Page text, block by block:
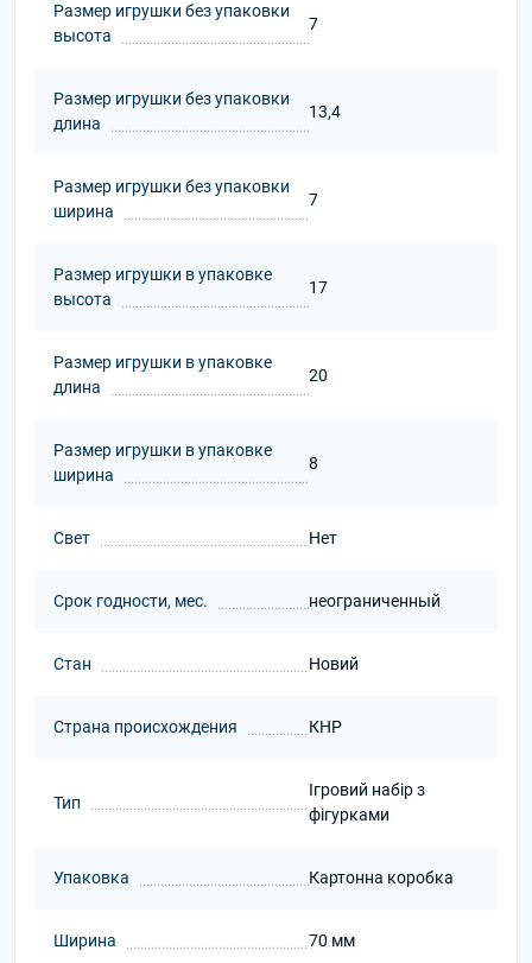
Размер игрушки без упаковки
высота
7
Размер игрушки без упаковки
длина
13,4
Размер игрушки без упаковки
ширина
7
Размер игрушки в упаковке
высота
17
Размер игрушки в упаковке
длина
20
Размер игрушки в упаковке
ширина
8
Свет Нет
Срок годности, мес. неограниченный
Стан Новий
Страна происхождения КНР
Тип
Ігровий набір з
фігурками
Упаковка Картонна коробка
Ширина 70 мм